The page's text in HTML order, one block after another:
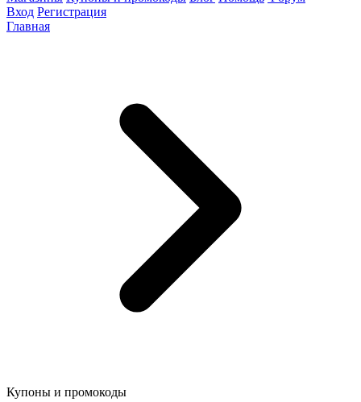
Вход Регистрация
Главная
Купоны и промокоды